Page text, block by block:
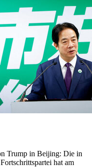
Trump in Beijing: Die in
hat am